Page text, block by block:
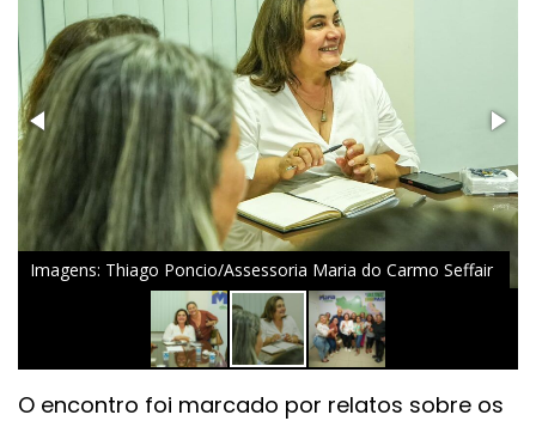
Imagens: Thiago Poncio/Assessoria Maria do Carmo Seffair
O encontro foi marcado por relatos sobre os